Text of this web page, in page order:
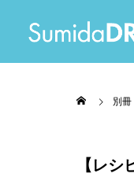
別
【レ